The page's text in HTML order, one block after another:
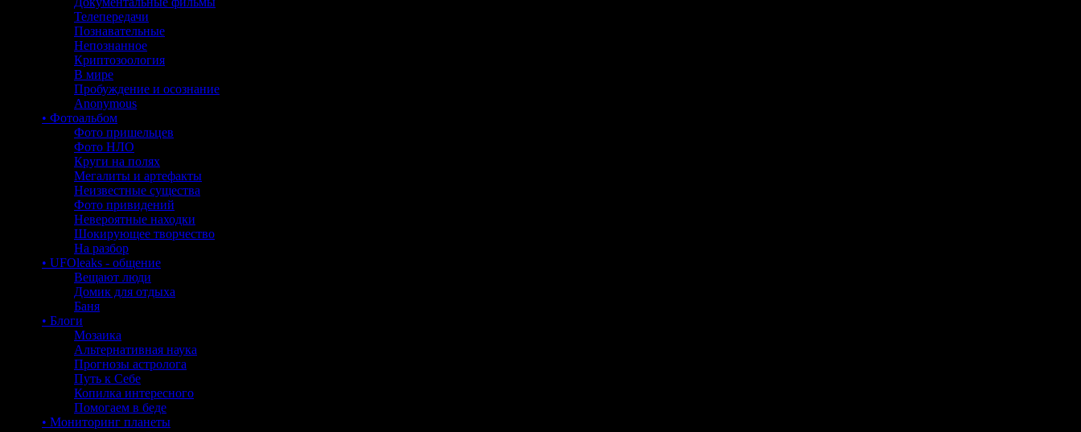
Телепередачи
Познавательные
Непознанное
Криптозоология
В мире
Пробуждение и осознание
Anonymous
• Фотоальбом
Фото пришельцев
Фото НЛО
Круги на полях
Мегалиты и артефакты
Неизвестные существа
Фото привидений
Невероятные находки
Шокирующее творчество
На разбор
• UFOleaks - общение
Вещают люди
Домик для отдыха
Баня
• Блоги
Мозаика
Альтернативная наука
Прогнозы астролога
Путь к Себе
Копилка интересного
Помогаем в беде
• Мониторинг планеты